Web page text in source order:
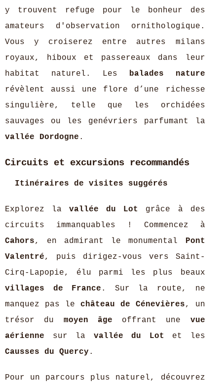
y trouvent refuge pour le bonheur des
amateurs d'observation ornithologique.
Vous y croiserez entre autres milans
royaux, hiboux et passereaux dans leur
habitat naturel. Les balades nature
révèlent aussi une flore d’une richesse
singulière, telle que les orchidées
sauvages ou les genévriers parfumant la
vallée Dordogne .
Circuits et excursions recommandés
Itinéraires de visites suggérés
Explorez lavallée du Lot
grâce à des
circuits immanquables ! Commencez à
Cahors, en admirant le monumental Pont
Valentré, puis dirigez-vous vers Saint-
Cirq-Lapopie, élu parmi les plus beaux
villages de France . Sur la route, ne
manquez pas le château de Cénevières, un
trésor du moyen âge offrant une vue
aérienne sur la vallée du Lot et les
Causses du Quercy .
Pour un parcours plus naturel, découvrez